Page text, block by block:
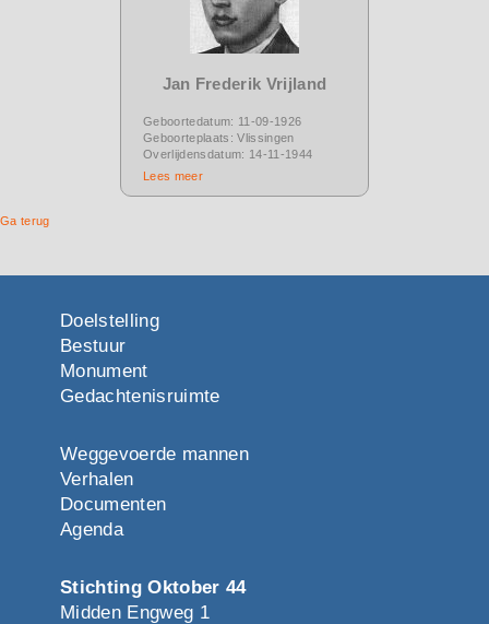
Jan Frederik Vrijland
Geboortedatum: 11-09-1926
Geboorteplaats: Vlissingen
Overlijdensdatum: 14-11-1944
Lees meer
Ga terug
Doelstelling
Bestuur
Monument
Gedachtenisruimte
Weggevoerde mannen
Verhalen
Documenten
Agenda
Stichting Oktober 44
Midden Engweg 1